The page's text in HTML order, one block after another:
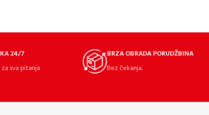
24/7
sva pitanja
BRZA OBRADA PORUDŽBINA
Bez čekanja.